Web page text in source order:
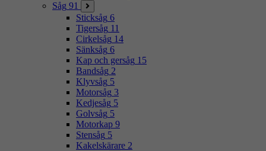
Såg 91
Sticksåg 6
Tigersåg 11
Cirkelsåg 14
Sänksåg 6
Kap och gersåg 15
Bandsåg 2
Klyvsåg 5
Motorsåg 3
Kedjesåg 5
Golvsåg 5
Motorkap 9
Stensåg 5
Kakelskärare 2